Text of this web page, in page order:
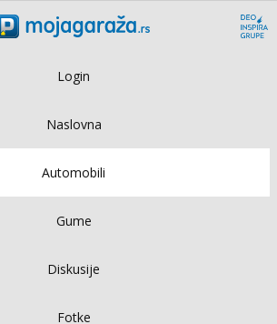
Login
Naslovna
Automobili
Gume
Diskusije
Fotke